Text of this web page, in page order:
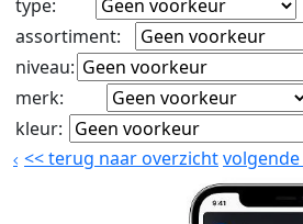
type:
assortiment:
niveau:
merk:
kleur:
<<terug naar overzichtvolgende